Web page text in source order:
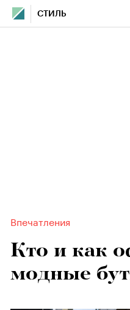
СТИЛЬ
Впечатления
Кто и как
модные